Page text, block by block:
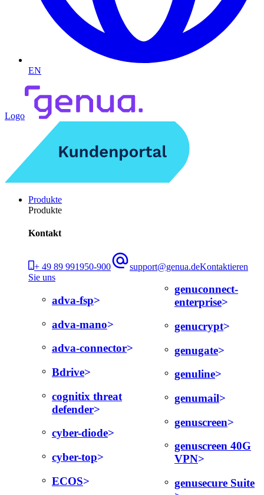
EN
Logo
Produkte
Produkte
Kontakt
+ 49 89 991950-900 support@genua.deKontaktieren
Sie uns
adva-fsp
adva-mano
adva-connector
Bdrive
cognitix threat
defender
cyber-diode
cyber-top
ECOS
genuconnect-
enterprise
genucrypt
genugate
genuline
genumail
genuscreen
genuscreen 40G
VPN
genusecure Suite